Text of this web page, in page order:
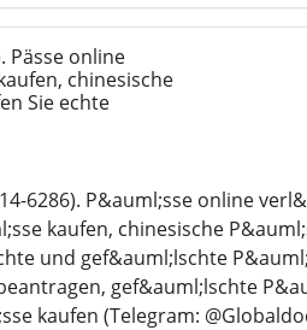
Pässe online
chinesische
Sie echte
6286). P&auml;sse online
kaufen, chinesische
und gef&auml;lschte
gef&auml;lschte
kaufen (Telegram: